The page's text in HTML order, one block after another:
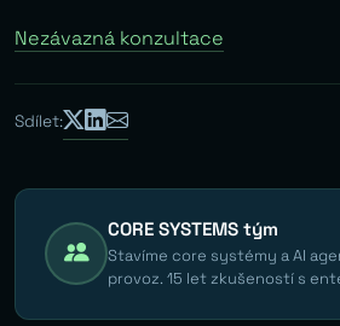
Nezávazná konzultace
Sdílet:
CORE SYSTEMS tým
Stavíme core systémy a AI
provoz. 15 let zkušeností s